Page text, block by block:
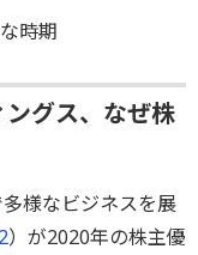
時期
グス、なぜ株
様なビジネスを展
）が2020年の株主優